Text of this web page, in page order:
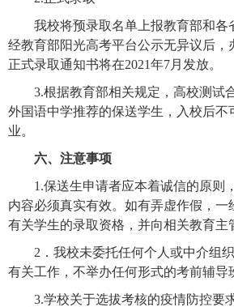
我校将预录取名单上报教育部和各
经教育部阳光高考平台公示无异议后，
正式录取通知书将在2021年7月发放。
3.根据教育部相关规定，高校测试
外国语中学推荐的保送学生，入校后不
业。
六、注意事项
1.保送生申请者应本着诚信的原则
内容必须真实有效。如有弄虚作假，一
有关学生的录取资格，并向相关教育主
2 ．我校未委托任何个人或中介组
有关工作，不举办任何形式的考前辅导
3.学校关于选拔考核的疫情防控要